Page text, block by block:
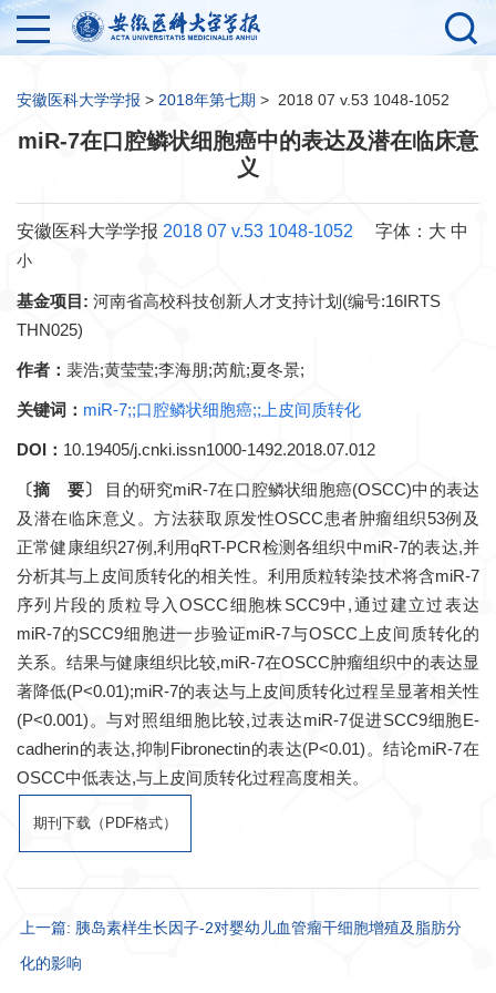
安徽医科大学学报 > 2018年第七期 > 2018 07 v.53 1048-1052
miR-7在口腔鳞状细胞癌中的表达及潜在临床意
义
安徽医科大学学报 2018 07 v.53 1048-1052 字体： 大 中
小
基金项目: 河南省高校科技创新人才支持计划(编号:16IRTS
THN025)
作者： 裴浩;黄莹莹;李海朋;芮航;夏冬景;
关键词： miR-7;;口腔鳞状细胞癌;;上皮间质转化
DOI： 10.19405/j.cnki.issn1000-1492.2018.07.012
〔摘 要〕
目的研究miR-7在口腔鳞状细胞癌(OSCC)中的表达
及潜在临床意义。方法获取原发性OSCC患者肿瘤组织53例及
正常健康组织27例,利用qRT-PCR检测各组织中miR-7的表达,并
分析其与上皮间质转化的相关性。利用质粒转染技术将含miR-7
序列片段的质粒导入OSCC细胞株SCC9中,通过建立过表达
miR-7的SCC9细胞进一步验证miR-7与OSCC上皮间质转化的
关系。结果与健康组织比较,miR-7在OSCC肿瘤组织中的表达显
著降低(P<0.01);miR-7的表达与上皮间质转化过程呈显著相关性
(P<0.001)。与对照组细胞比较,过表达miR-7促进SCC9细胞E-
cadherin的表达,抑制Fibronectin的表达(P<0.01)。结论miR-7在
OSCC中低表达,与上皮间质转化过程高度相关。
期刊下载（PDF格式）
上一篇: 胰岛素样生长因子-2对婴幼儿血管瘤干细胞增殖及脂肪分
化的影响